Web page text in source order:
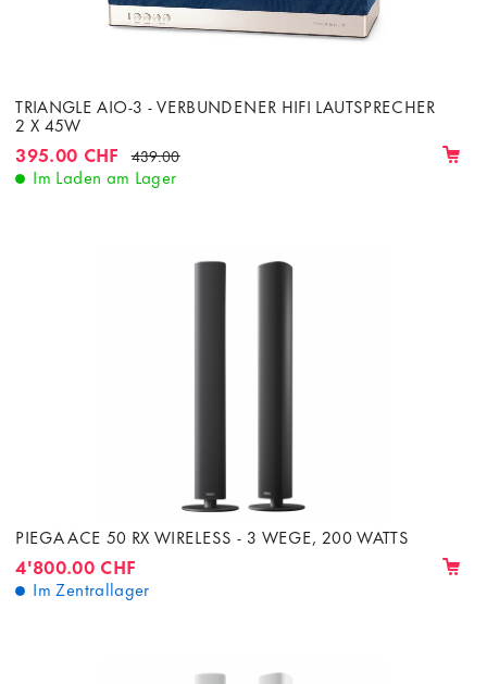
TRIANGLE AIO-3 - VERBUNDENER HIFI LAUTSPRECHER
2 X 45W
395.00 CHF 439.00
Im Laden am Lager
PIEGA ACE 50 RX WIRELESS - 3 WEGE, 200 WATTS
4'800.00 CHF
Im Zentrallager